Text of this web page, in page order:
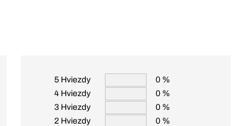
5 Hviezdy
0 %
4 Hviezdy
0 %
3 Hviezdy
0 %
2 Hviezdy
0 %